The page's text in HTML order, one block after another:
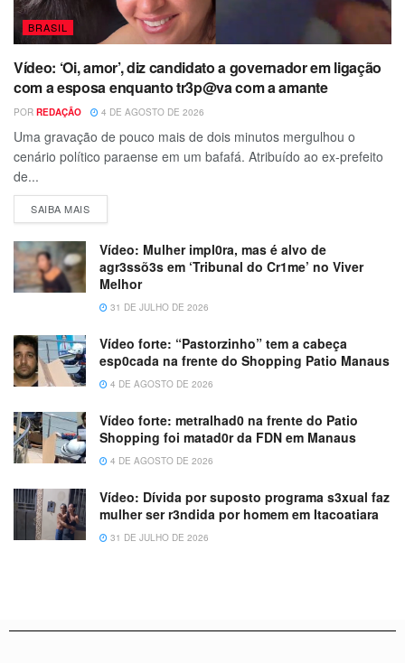
BRASIL
Vídeo: ‘Oi, amor’, diz candidato a governador em ligação
com a esposa enquanto tr3p@va com a amante
POR REDAÇÃO 4 DE AGOSTO DE 2026
Uma gravação de pouco mais de dois minutos mergulhou o
cenário político paraense em um bafafá. Atribuído ao ex-prefeito
de...
SAIBA MAIS
Vídeo: Mulher impl0ra, mas é alvo de
agr3ssõ3s em ‘Tribunal do Cr1me’ no Viver
Melhor
31 DE JULHO DE 2026
Vídeo forte: “Pastorzinho” tem a cabeça
esp0cada na frente do Shopping Patio Manaus
4 DE AGOSTO DE 2026
Vídeo forte: metralhad0 na frente do Patio
Shopping foi matad0r da FDN em Manaus
4 DE AGOSTO DE 2026
Vídeo: Dívida por suposto programa s3xual faz
mulher ser r3ndida por homem em Itacoatiara
31 DE JULHO DE 2026